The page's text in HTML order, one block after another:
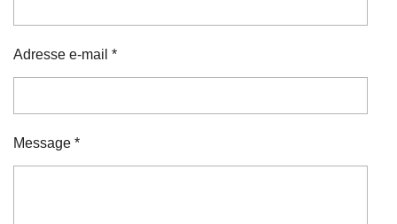
Adresse e-mail *
Message *